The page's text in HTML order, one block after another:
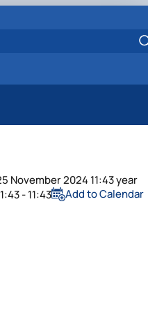
November 2024 11:43 year
- 11:43
Add to Calendar